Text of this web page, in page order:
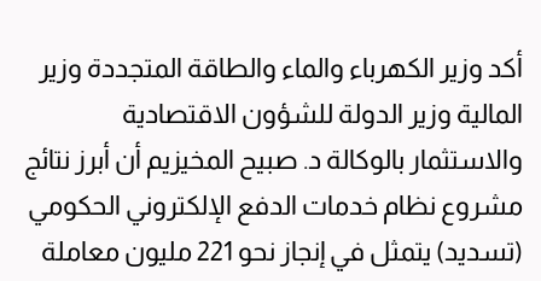
أكد وزير الكهرباء والماء والطاقة المتجددة وزير
المالية وزير الدولة للشؤون الاقتصادية
والاستثمار بالوكالة د. صبيح المخيزيم أن أبرز نتائج
مشروع نظام خدمات الدفع الإلكتروني الحكومي
(تسديد) يتمثل في إنجاز نحو 221 مليون معاملة